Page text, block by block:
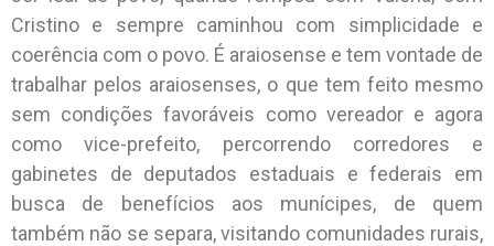
Cristino e sempre caminhou com simplicidade e
coerência com o povo. É araiosense e tem vontade de
trabalhar pelos araiosenses, o que tem feito mesmo
sem condições favoráveis como vereador e agora
como vice-prefeito, percorrendo corredores e
gabinetes de deputados estaduais e federais em
busca de benefícios aos munícipes, de quem
também não se separa, visitando comunidades rurais,